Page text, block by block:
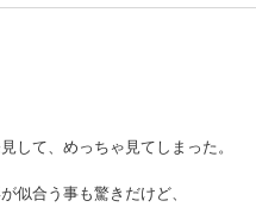
して、めっちゃ見てしまった。
似合う事も驚きだけど、